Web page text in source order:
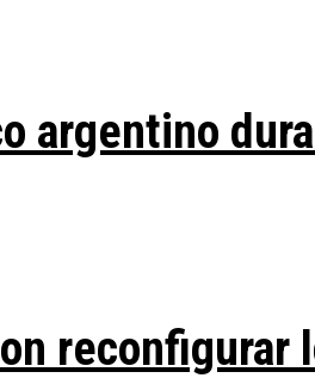
argentino